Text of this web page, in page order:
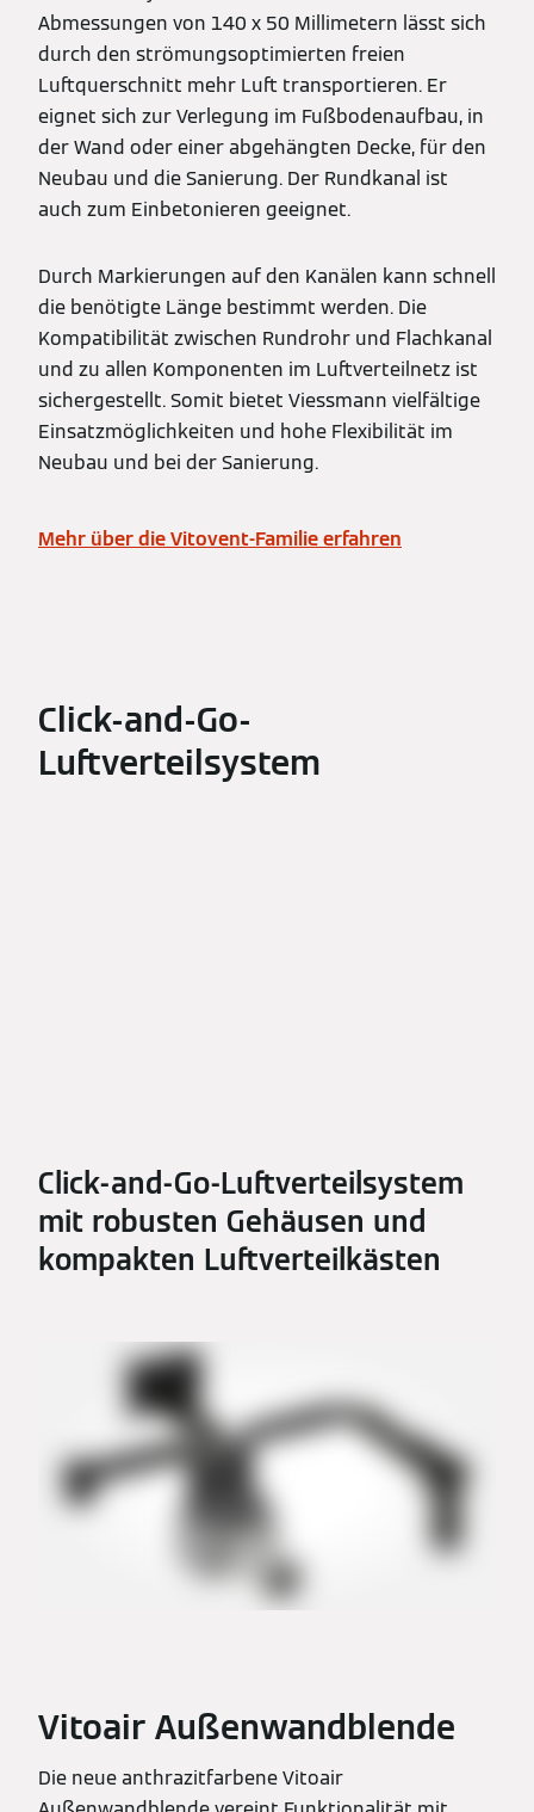
Abmessungen von 140 x 50 Millimetern lässt sich
durch den strömungsoptimierten freien
Luftquerschnitt mehr Luft transportieren. Er
eignet sich zur Verlegung im Fußbodenaufbau, in
der Wand oder einer abgehängten Decke, für den
Neubau und die Sanierung. Der Rundkanal ist
auch zum Einbetonieren geeignet.
Durch Markierungen auf den Kanälen kann schnell
die benötigte Länge bestimmt werden. Die
Kompatibilität zwischen Rundrohr und Flachkanal
und zu allen Komponenten im Luftverteilnetz ist
sichergestellt. Somit bietet Viessmann vielfältige
Einsatzmöglichkeiten und hohe Flexibilität im
Neubau und bei der Sanierung.
Mehr über die Vitovent-Familie erfahren
Click-and-Go-
Luftverteilsystem
Click-and-Go-Luftverteilsystem
mit robusten Gehäusen und
kompakten Luftverteilkästen
Vitoair Außenwandblende
Die neue anthrazitfarbene Vitoair